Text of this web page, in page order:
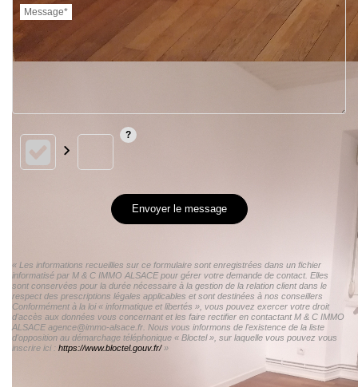
Message*
Envoyer le message
« Les informations recueillies sur ce formulaire sont enregistrées dans un fichier
informatisé par M & C IMMO ALSACE pour gérer votre demande de contact. Elles
sont conservées pour la durée nécessaire à la gestion de la relation client dans le
respect des prescriptions légales applicables et sont destinées à nos conseillers
Conformément à la loi « informatique et libertés », vous pouvez exercer votre droit
d'accès aux données vous concernant et les faire rectifier en contactant M & C IMMO
ALSACE agence@immo-alsace.fr. Nous vous informons de l'existence de la liste
d'opposition au démarchage téléphonique « Bloctel », sur laquelle vous pouvez vous
inscrire ici : https://www.bloctel.gouv.fr/»